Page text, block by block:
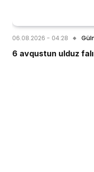
06.08.2026 - 04:28
6 avqustun ulduz